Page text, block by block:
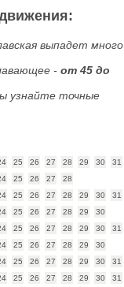
выпадет много
- от 45 до
узнайте точные
25 26 27 28 29 30 31
25 26 27 28
25 26 27 28 29 30 31
25 26 27 28 29 30
25 26 27 28 29 30 31
25 26 27 28 29 30
25 26 27 28 29 30 31
25 26 27 28 29 30 31